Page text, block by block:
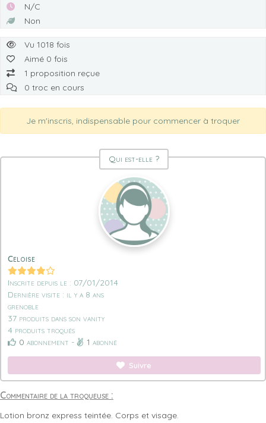
N/C
Non
Vu 1018 fois
Aimé 0 fois
1 proposition reçue
0 troc en cours
Je m'inscris, indispensable pour commencer à troquer
Qui est-elle ?
Celoise
Inscrite depuis le : 07/01/2014
Dernière visite : il y a 8 ans
grenoble
37 produits dans son vanity
4 produits troqués
0 abonnement - 1 abonné
Suivre
Commentaire de la troqueuse :
Lotion bronz express teintée. Corps et visage.